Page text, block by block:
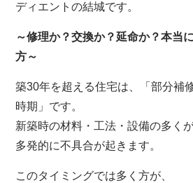
ディエントの結城です。
～修理か？交換か？延命か？本当
方～
築30年を超える住宅は、「部分補
時期」です。
新築時の材料・工法・設備の多く
多発的に不具合が起きます。
このタイミングでは多く方が、